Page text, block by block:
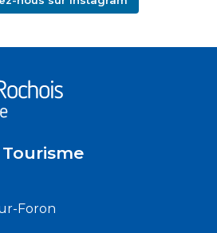
Tourisme
Foron